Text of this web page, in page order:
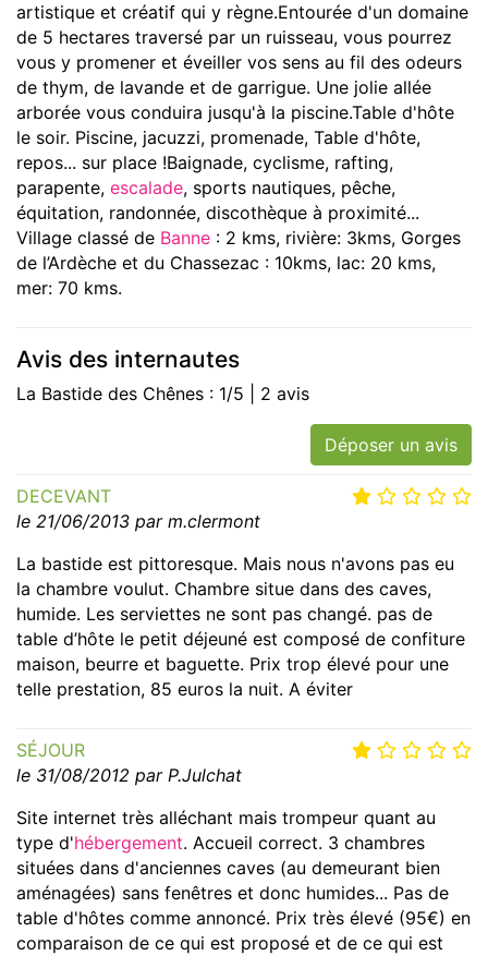
artistique et créatif qui y règne.Entourée d'un domaine
de 5 hectares traversé par un ruisseau, vous pourrez
vous y promener et éveiller vos sens au fil des odeurs
de thym, de lavande et de garrigue. Une jolie allée
arborée vous conduira jusqu'à la piscine.Table d'hôte
le soir. Piscine, jacuzzi, promenade, Table d'hôte,
repos... sur place !Baignade, cyclisme, rafting,
parapente, escalade, sports nautiques, pêche,
équitation, randonnée, discothèque à proximité...
Village classé de Banne : 2 kms, rivière: 3kms, Gorges
de l’Ardèche et du Chassezac : 10kms, lac: 20 kms,
mer: 70 kms.
Avis des internautes
La Bastide des Chênes : 1/5 | 2 avis
Déposer un avis
DECEVANT
le 21/06/2013 par m.clermont
La bastide est pittoresque. Mais nous n'avons pas eu
la chambre voulut. Chambre situe dans des caves,
humide. Les serviettes ne sont pas changé. pas de
table d’hôte le petit déjeuné est composé de confiture
maison, beurre et baguette. Prix trop élevé pour une
telle prestation, 85 euros la nuit. A éviter
SÉJOUR
le 31/08/2012 par P.Julchat
Site internet très alléchant mais trompeur quant au
type d'hébergement. Accueil correct. 3 chambres
situées dans d'anciennes caves (au demeurant bien
aménagées) sans fenêtres et donc humides... Pas de
table d'hôtes comme annoncé. Prix très élevé (95€) en
comparaison de ce qui est proposé et de ce qui est